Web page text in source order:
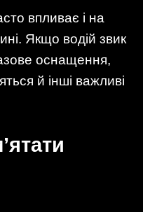
впливає і на
Якщо водій звик
оснащення,
й інші важливі